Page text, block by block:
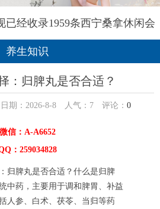
已经收录1959条西宁桑拿休闲会
康靓园养生网信息
养生知识
：归脾丸是否合适？
期：2026-8-8 人气： 7评论： 0
微信：A-A6652
：259034828
归脾丸是否合适？什么是归脾
中药，主要用于调和脾胃、补益
人参、白术、茯苓、当归等药